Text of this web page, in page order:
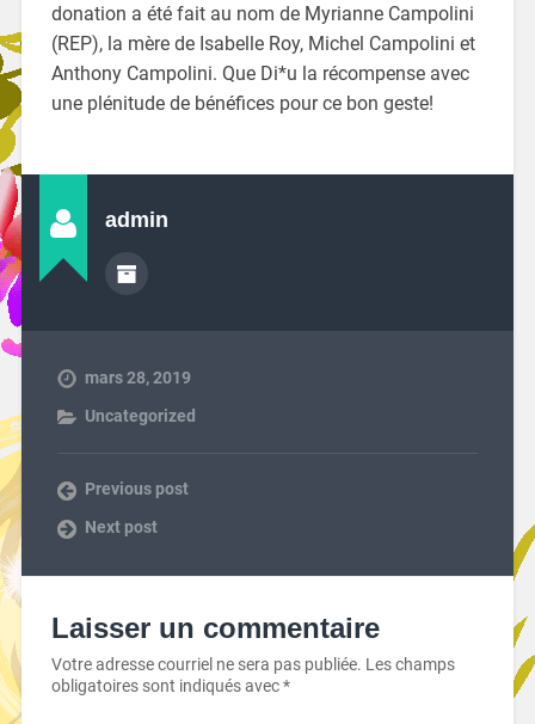
donation a été fait au nom de Myrianne Campolini
(REP), la mère de Isabelle Roy, Michel Campolini et
Anthony Campolini. Que Di*u la récompense avec
une plénitude de bénéfices pour ce bon geste!
admin
mars 28, 2019
Uncategorized
Previous post
Next post
Laisser un commentaire
Votre adresse courriel ne sera pas publiée. Les champs
obligatoires sont indiqués avec*